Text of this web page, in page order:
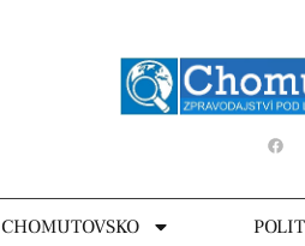
CHOMUTOVSKO